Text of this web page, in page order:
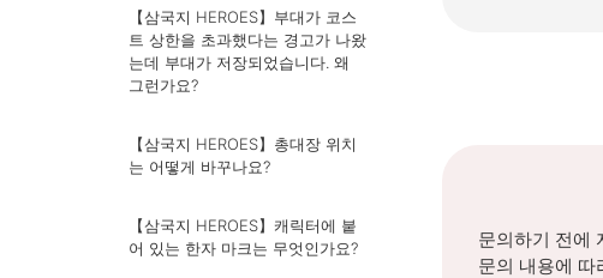
【삼국지 HEROES】부대가 코스
트 상한을 초과했다는 경고가 나왔
는데 부대가 저장되었습니다. 왜
그런가요?
【삼국지 HEROES】총대장 위치
는 어떻게 바꾸나요?
【삼국지 HEROES】캐릭터에 붙
어 있는 한자 마크는 무엇인가요?
문의하기 전에
문의 내용에 따